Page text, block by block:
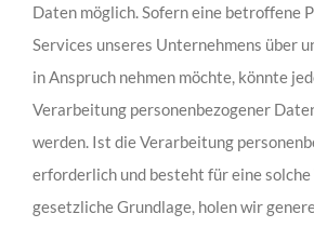
GALERIE
Daten möglich. Sofern eine betroffene
Services unseres Unternehmens über
in Anspruch nehmen möchte, könnte
Verarbeitung personenbezogener
werden. Ist die Verarbeitung
erforderlich und besteht für eine
gesetzliche Grundlage, holen wir